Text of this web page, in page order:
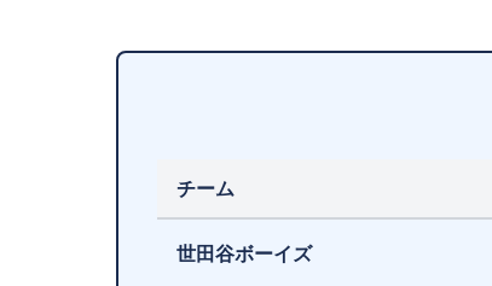
チーム
世田谷ボーイズ